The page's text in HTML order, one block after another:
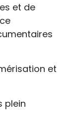
et de
et
plein